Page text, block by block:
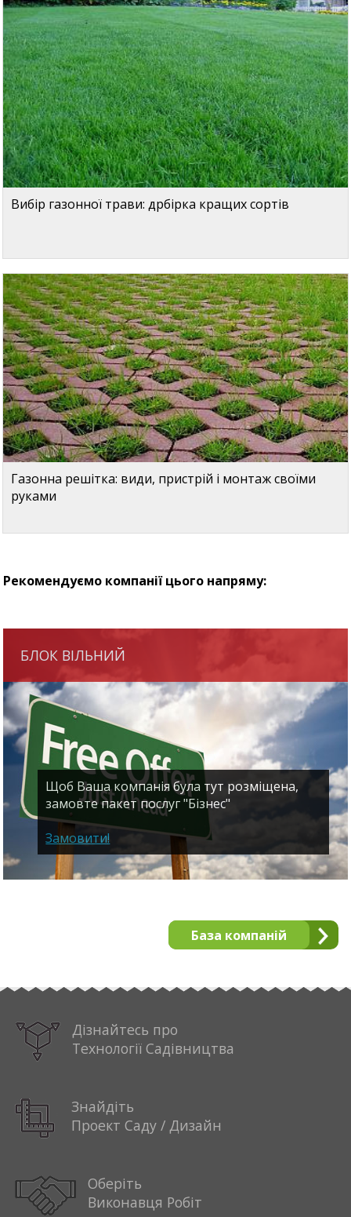
Вибір газонної трави: дрбірка кращих сортів
Газонна решітка: види, пристрій і монтаж своїми
руками
Рекомендуємо компанії цього напряму:
БЛОК ВІЛЬНИЙ
Щоб Ваша компанія була тут розміщена,
замовте пакет послуг "Бізнес"
Замовити!
База компаній
Дізнайтесь про
Технології Садівництва
Знайдіть
Проект Саду / Дизайн
Оберіть
Виконавця Робіт